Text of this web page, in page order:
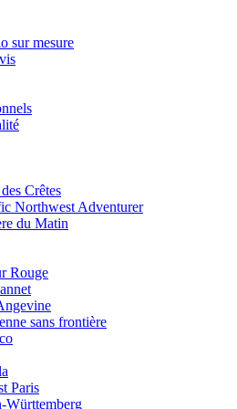
sur mesure
Crêtes
Northwest Adventurer
du Matin
Rouge
sans frontière
Paris
Württemberg